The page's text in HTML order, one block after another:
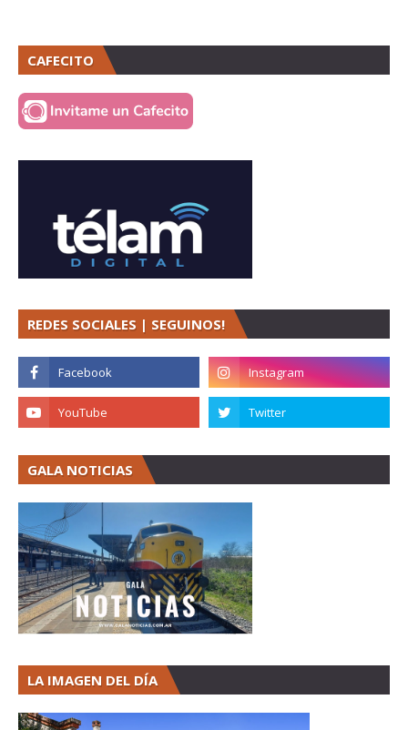
CAFECITO
REDES SOCIALES | SEGUINOS!
GALA NOTICIAS
LA IMAGEN DEL DÍA